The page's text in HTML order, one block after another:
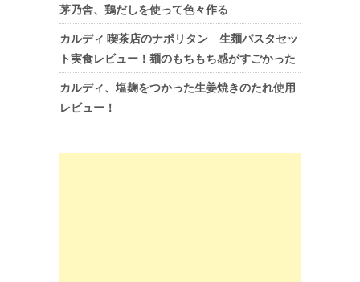
茅乃舎、鶏だしを使って色々作る
カルディ 喫茶店のナポリタン 生麺パスタセッ
ト実食レビュー！麺のもちもち感がすごかった
カルディ、塩麹をつかった生姜焼きのたれ使用
レビュー！